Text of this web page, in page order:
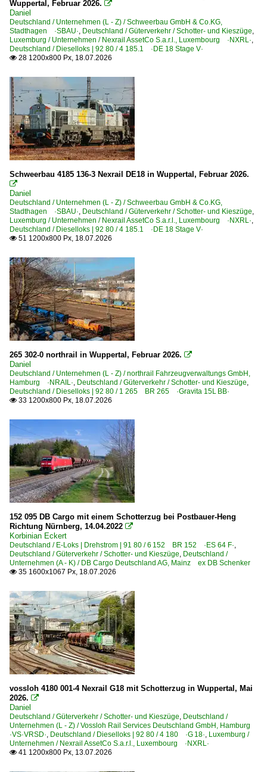
4 185 ·DE 18·
4 185.1 ·DE 18 Stage V·
Dieselloks | bis 100 km/h | 98 80
0 212 BR 212.9 V 100 PA ·MaK G 1300 BB·
0 261 BR 261 ·MaK G 1100 BB·
0 273 BR 273 ·MaK G 1203 BB·
0 421 BR 421 ·Revita Twin 1700 CC · KHD 1500 CCM ·
3 202 BR 202 DR 112 DR V 100.1
3 294 BR 294 funkferngesteuerte BR 290
3 294 BR 294.5 remotorisiert ·MaK V 90·
3 298 BR 298 · DR 111 DR V 100
3 345 · 3 346 BR 345 · BR 346 DR 105 · DR 106 DR V 60
3 360 BR 360 · DB 260 DB V 60 altrot/ozeanblau-beige
3 361 DB 261 DB V 60 altrot/ozeanblau-beige
3 363 BR 363 ·DB V 60· remot. DB 261
3 363 BR 363 ·DB V 60· remot. DB 261 Private
E-Loks | Drehstrom | 91 80
6 101 BR 101
6 145 BR 145 ·Traxx AC·
6 145 BR 145 ·Traxx AC· Private
6 146 BR 146 ·Traxx AC1/2· Private
6 152 BR 152 ·ES 64 F·
6 152 BR 152 ·ES 64 F· Werbeloks
6 182 BR 182 ·ES 64 U2· Private
6 185 BR 185 ·Traxx AC1/2·
6 185 BR 185 ·Traxx AC1/2· Lokportaits
6 185 BR 185 ·Traxx AC1/2· Private
6 186 BR 186 ·Traxx MS2e·
6 187 BR 187 ·Traxx AC3·
6 187 BR 187 ·Traxx AC3· Private
6 189 BR 189 ·ES 64 F4·
6 189 BR 189 ·ES 64 F4· Private
6 192 BR 192 ·Smartron·
E-Loks | konventionell
6 140 BR 140 E 40
Wuppertal, Februar 2026. 
Daniel
Deutschland / Unternehmen (L - Z) / Schweerbau GmbH & Co.KG,
Stadthagen ·SBAU·, Deutschland / Güterverkehr / Schotter- und Kieszüge,
Luxemburg / Unternehmen / Nexrail AssetCo S.a.r.l., Luxembourg ·NXRL·,
Deutschland / Dieselloks | 92 80 / 4 185.1 ·DE 18 Stage V·
 28 1200x800 Px, 18.07.2026
Schweerbau 4185 136-3 Nexrail DE18 in Wuppertal, Februar 2026.

Daniel
Deutschland / Unternehmen (L - Z) / Schweerbau GmbH & Co.KG,
Stadthagen ·SBAU·, Deutschland / Güterverkehr / Schotter- und Kieszüge,
Luxemburg / Unternehmen / Nexrail AssetCo S.a.r.l., Luxembourg ·NXRL·,
Deutschland / Dieselloks | 92 80 / 4 185.1 ·DE 18 Stage V·
 51 1200x800 Px, 18.07.2026
265 302-0 northrail in Wuppertal, Februar 2026. 
Daniel
Deutschland / Unternehmen (L - Z) / northrail Fahrzeugverwaltungs GmbH,
Hamburg ·NRAIL·, Deutschland / Güterverkehr / Schotter- und Kieszüge,
Deutschland / Dieselloks | 92 80 / 1 265 BR 265 ·Gravita 15L BB·
 33 1200x800 Px, 18.07.2026
152 095 DB Cargo mit einem Schotterzug bei Postbauer-Heng
Richtung Nürnberg, 14.04.2022 
Korbinian Eckert
Deutschland / E-Loks | Drehstrom | 91 80 / 6 152 BR 152 ·ES 64 F·,
Deutschland / Güterverkehr / Schotter- und Kieszüge, Deutschland /
Unternehmen (A - K) / DB Cargo Deutschland AG, Mainz ex DB Schenker
 35 1600x1067 Px, 18.07.2026
vossloh 4180 001-4 Nexrail G18 mit Schotterzug in Wuppertal, Mai
2026. 
Daniel
Deutschland / Güterverkehr / Schotter- und Kieszüge, Deutschland /
Unternehmen (L - Z) / Vossloh Rail Services Deutschland GmbH, Hamburg
·VS·VRSD·, Deutschland / Dieselloks | 92 80 / 4 180 ·G 18·, Luxemburg /
Unternehmen / Nexrail AssetCo S.a.r.l., Luxembourg ·NXRL·
 41 1200x800 Px, 13.07.2026